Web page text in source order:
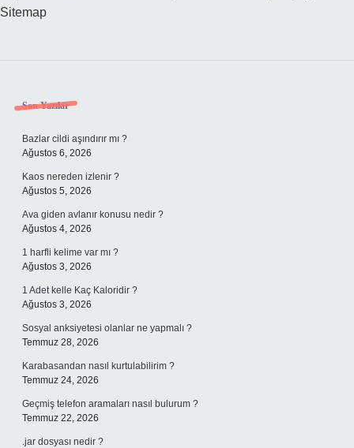
Sitemap
Sidebar
Son Yazılar
Bazlar cildi aşındırır mı ?
Ağustos 6, 2026
Kaos nereden izlenir ?
Ağustos 5, 2026
Ava giden avlanır konusu nedir ?
Ağustos 4, 2026
1 harfli kelime var mı ?
Ağustos 3, 2026
1 Adet kelle Kaç Kaloridir ?
Ağustos 3, 2026
Sosyal anksiyetesi olanlar ne yapmalı ?
Temmuz 28, 2026
Karabasandan nasıl kurtulabilirim ?
Temmuz 24, 2026
Geçmiş telefon aramaları nasıl bulurum ?
Temmuz 22, 2026
.jar dosyası nedir ?